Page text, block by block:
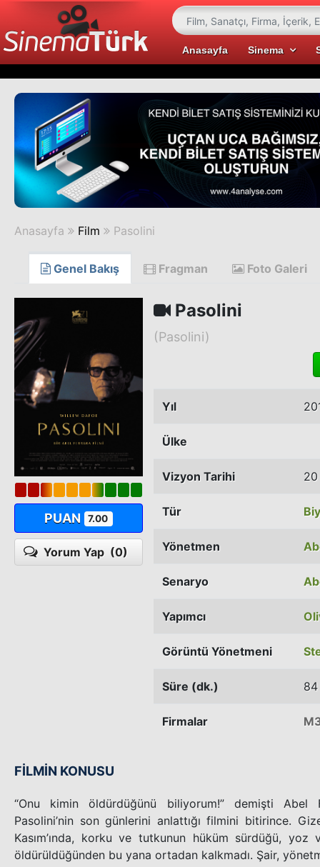
Anasayfa Sinema
Anasayfa Film Pasolini
Genel Bakış Fragman Foto Galeri
PUAN 7.00
Yorum Yap (0)
Pasolini
(Pasolini)
Yıl
Ülke
Vizyon Tarihi
Tür
Yönetmen
Senaryo
Yapımcı
Görüntü Yönetmeni
Süre (dk.)
Firmalar
FİLMİN KONUSU
“Onu kimin öldürdüğünü biliyorum!” demişti Abel
Pasolini’nin son günlerini anlattığı filmini bitirince.
Kasım’ında, korku ve tutkunun hüküm sürdüğü,
öldürüldüğünden bu yana ortadan kalkmadı. Şair,